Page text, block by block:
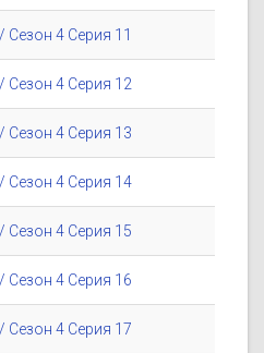
Сезон 4 Серия 11
Сезон 4 Серия 12
Сезон 4 Серия 13
Сезон 4 Серия 14
Сезон 4 Серия 15
Сезон 4 Серия 16
Сезон 4 Серия 17